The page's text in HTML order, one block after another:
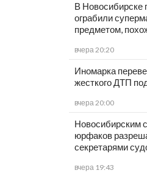
В Новосибирске
ограбили
предметом,
вчера 20:20
Иномарка
жесткого ДТП
вчера 20:00
Новосибирским
юрфаков
секретарями
вчера 19:43